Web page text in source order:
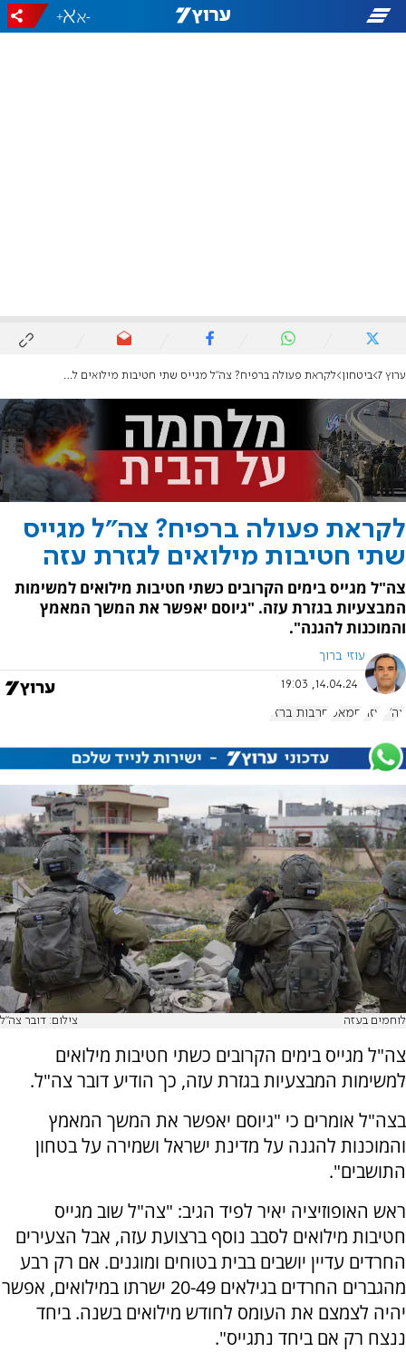
-
+
ערוץ 7 ביטחון לקראת פעולה ברפיח? צה"ל מגייס שתי חטיבות מילואים לגזרת עזה
לקראת פעולה ברפיח? צה"ל מגייס
שתי חטיבות מילואים לגזרת עזה
צה"ל מגייס בימים הקרובים כשתי חטיבות מילואים למשימות
המבצעיות בגזרת עזה. "גיוסם יאפשר את המשך המאמץ
והמוכנות להגנה".
עוזי ברוך
14.04.24, 19:03
צה"ל עזה חמאס חרבות ברזל
לוחמים בעזה צילום: דובר צה"ל
צה"ל מגייס בימים הקרובים כשתי חטיבות מילואים
למשימות המבצעיות בגזרת עזה, כך הודיע דובר צה"ל.
בצה"ל אומרים כי "גיוסם יאפשר את המשך המאמץ
והמוכנות להגנה על מדינת ישראל ושמירה על בטחון
התושבים".
ראש האופוזיציה יאיר לפיד הגיב: "צה"ל שוב מגייס
חטיבות מילואים לסבב נוסף ברצועת עזה, אבל הצעירים
החרדים עדיין יושבים בבית בטוחים ומוגנים. אם רק רבע
מהגברים החרדים בגילאים 20-49 ישרתו במילואים, אפשר
יהיה לצמצם את העומס לחודש מילואים בשנה. ביחד
ננצח רק אם ביחד נתגייס".